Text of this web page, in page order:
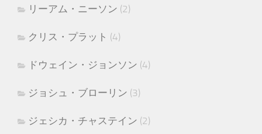
リーアム・ニーソン (2)
クリス・プラット (4)
ドウェイン・ジョンソン (4)
ジョシュ・ブローリン (3)
ジェシカ・チャステイン (2)